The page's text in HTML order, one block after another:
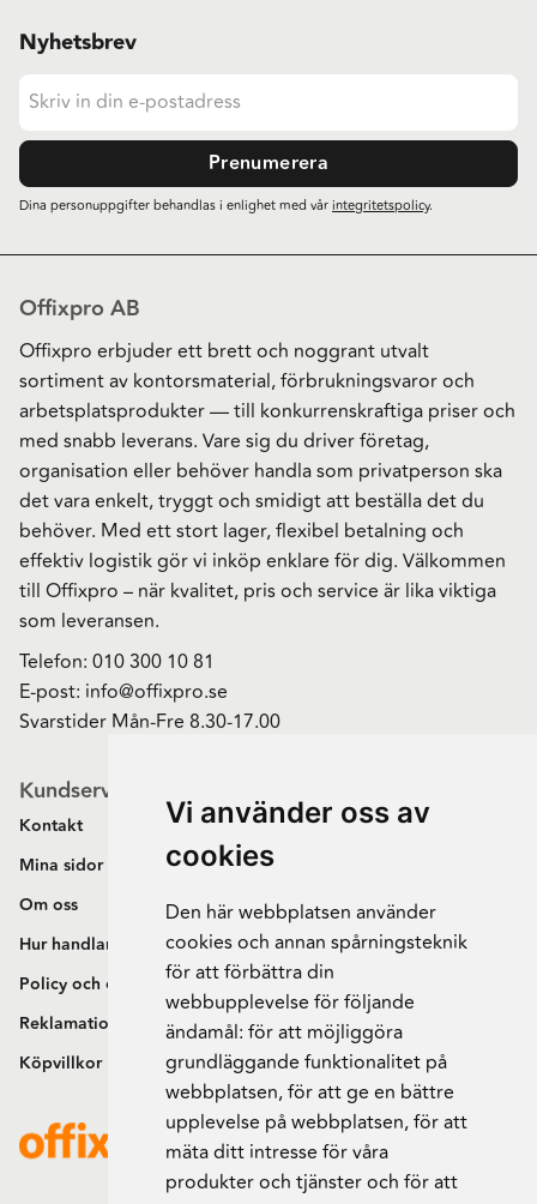
Vi använder oss av
cookies
Den här webbplatsen använder
cookies och annan spårningsteknik
för att förbättra din
webbupplevelse för följande
ändamål: för att möjliggöra
grundläggande funktionalitet på
webbplatsen,för att ge en bättre
upplevelse på webbplatsen,för att
mäta ditt intresse för våra
produkter och tjänster och för att
Nyhetsbrev
Prenumerera
Dina personuppgifter behandlas i enlighet med vårintegritetspolicy.
Offixpro AB
Offixpro erbjuder ett brett och noggrant utvalt
sortiment av kontorsmaterial, förbrukningsvaror och
arbetsplatsprodukter — till konkurrenskraftiga priser och
med snabb leverans. Vare sig du driver företag,
organisation eller behöver handla som privatperson ska
det vara enkelt, tryggt och smidigt att beställa det du
behöver. Med ett stort lager, flexibel betalning och
effektiv logistik gör vi inköp enklare för dig. Välkommen
till Offixpro – när kvalitet, pris och service är lika viktiga
som leveransen.
Telefon: 010 300 10 81
E-post: info@offixpro.se
Svarstider Mån-Fre 8.30-17.00
Kundservice
Kontakt
Mina sidor
Om oss
Hur handlar jag?
Policy och cookies
Reklamation och retur
Köpvillkor